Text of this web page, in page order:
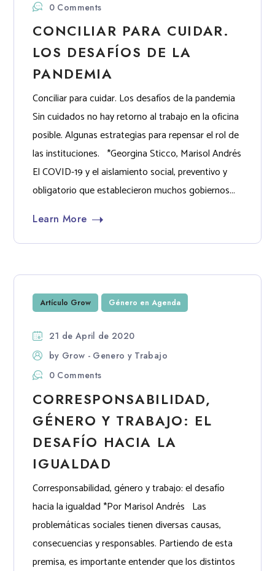
0 Comments
CONCILIAR PARA CUIDAR.
LOS DESAFÍOS DE LA
PANDEMIA
Conciliar para cuidar. Los desafíos de la pandemia
Sin cuidados no hay retorno al trabajo en la oficina
posible. Algunas estrategias para repensar el rol de
las instituciones. *Georgina Sticco, Marisol Andrés
El COVID-19 y el aislamiento social, preventivo y
obligatorio que establecieron muchos gobiernos...
Learn More
Artículo Grow Género en Agenda
21 de April de 2020
by Grow - Genero y Trabajo
0 Comments
CORRESPONSABILIDAD,
GÉNERO Y TRABAJO: EL
DESAFÍO HACIA LA
IGUALDAD
Corresponsabilidad, género y trabajo: el desafío
hacia la igualdad *Por Marisol Andrés Las
problemáticas sociales tienen diversas causas,
consecuencias y responsables. Partiendo de esta
premisa, es importante entender que los distintos